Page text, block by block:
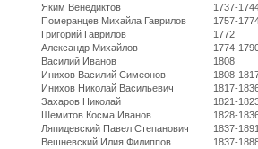
Яким Венедиктов
1737-
Померанцев Михайла Гаврилов
1757-
Григорий Гаврилов
1772
Александр Михайлов
1774-
Василий Иванов
1808
Инихов Василий Симеонов
1808-
Инихов Николай Васильевич
1817-
Захаров Николай
1821-
Шемитов Косма Иванов
1828-
Ляпидевский Павел Степанович
1837-
Вешневский Илия Филиппов
1837-